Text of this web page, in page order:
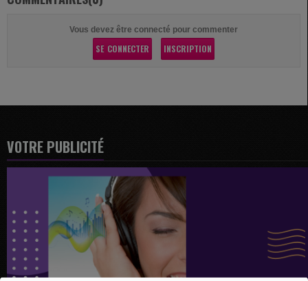
Vous devez être connecté pour commenter
SE CONNECTER INSCRIPTION
VOTRE PUBLICITÉ